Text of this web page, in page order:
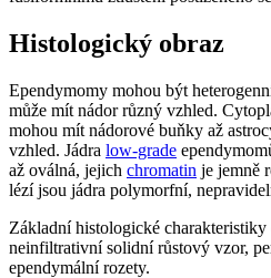
Histologický obraz
Ependymomy mohou být
může mít nádor různý vzhled.
mohou mít nádorové buňky až
vzhled. Jádra low-grade
až oválná, jejich chromatin je jemně
lézí jsou jádra polymorfní,
Základní histologické charakteristiky
neinfiltrativní solidní růstový vzor,
ependymální rozety.